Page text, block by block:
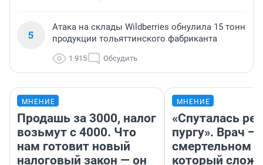
5
Атака на склады Wildberries обнулила 15 тонн
продукции тольяттинского фабриканта
1 915 Обсудить
МНЕНИЕ
Продашь за 3000, налог
возьмут с 4000. Что
нам готовит новый
налоговый закон — он
МНЕНИЕ
«Спуталась
пургу». Врач —
смертельном
который